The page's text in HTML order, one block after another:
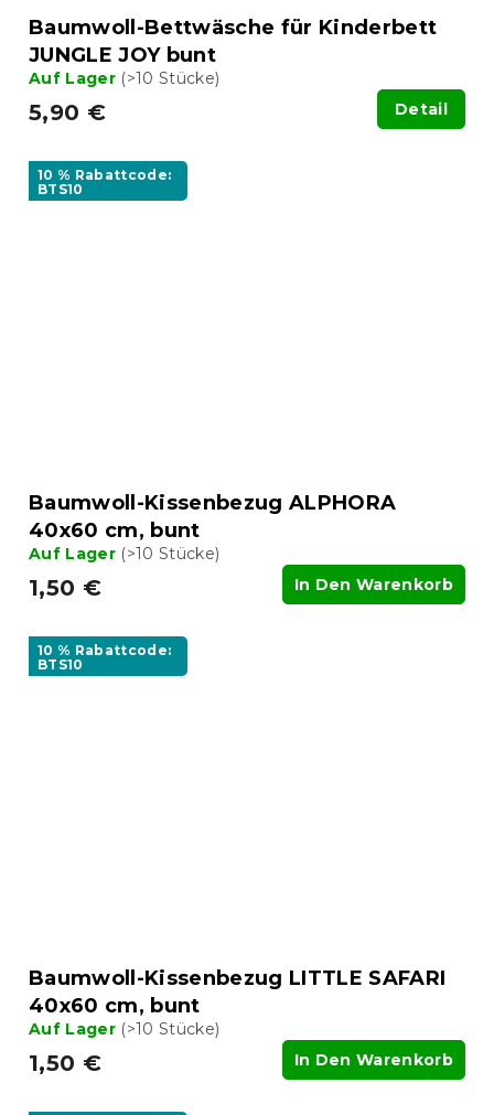
Baumwoll-Bettwäsche für Kinderbett
JUNGLE JOY bunt
Auf Lager (>10 Stücke)
5,90 € Detail
10 % Rabattcode:
BTS10
Baumwoll-Kissenbezug ALPHORA
40x60 cm, bunt
Auf Lager (>10 Stücke)
1,50 € In Den Warenkorb
10 % Rabattcode:
BTS10
Baumwoll-Kissenbezug LITTLE SAFARI
40x60 cm, bunt
Auf Lager (>10 Stücke)
1,50 € In Den Warenkorb